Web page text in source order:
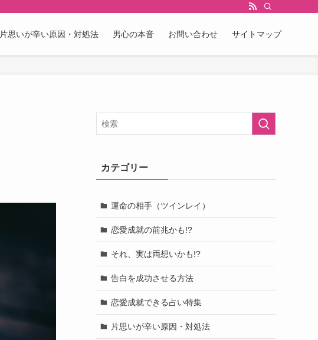
片思いが辛い原因・対処法 男心の本音 お問い合わせ サイトマップ
カテゴリー
運命の相手（ツインレイ）
恋愛成就の前兆かも!?
それ、実は両想いかも!?
告白を成功させる方法
恋愛成就できる占い特集
片思いが辛い原因・対処法